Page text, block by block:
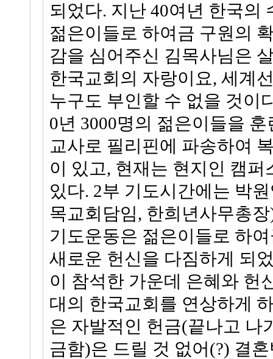
되었다. 지난 40여년 한국의
젊은이들로 하여금 구원의
감을 심어주신 김목사님은
한국교회의 자랑이요, 세계
누구도 부인할 수 없을 것이
0년 3000명의 젊은이들을
교사로 필리핀에 파송하여
이 있고, 현재는 현지인 캠
있다. 2부 기도시간에는 박
목교회담임, 한희년사무총
기도운동은 젊은이들로 하
새로운 헌신을 다짐하게 되
이 참석한 가운데 은혜와 헌
대의 한국교회를 연상하게
은 자발적인 헌금(끝나고 나
금함)은 드릴 것 없어(?) 결